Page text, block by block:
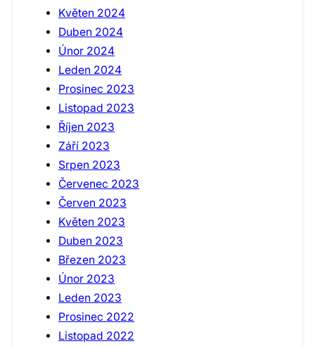
Květen 2024
Duben 2024
Únor 2024
Leden 2024
Prosinec 2023
Listopad 2023
Říjen 2023
Září 2023
Srpen 2023
Červenec 2023
Červen 2023
Květen 2023
Duben 2023
Březen 2023
Únor 2023
Leden 2023
Prosinec 2022
Listopad 2022